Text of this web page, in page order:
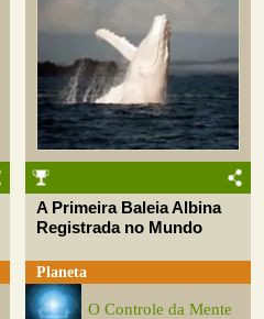
A Primeira Baleia Albina
Registrada no Mundo
Planeta
O Controle da Mente